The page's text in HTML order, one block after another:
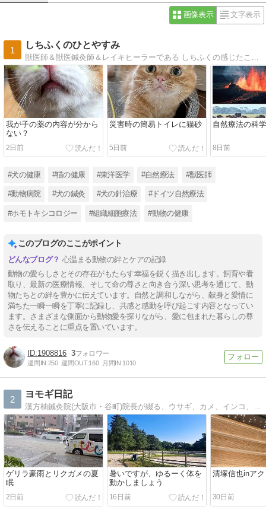
画像表示 文字表示
1
しちふくのひとやすみ
我が子の薬の内容が分から
ない？
2日前
災害時の簡易トイレに猫砂
5日前
自然療法の科
8日前
#犬の健康 #猫の健康 #東洋医学 #自然療法 #獣医師
#動物病院 #犬の鍼灸 #犬の針治療 #ドイツ自然療法
#ホモトキシコロジー #組織細胞療法 #動物の健康
このブログのここがポイント
心温まる動物の絆とケアの記録
動物の愛らしさとその存在がもたらす幸福を鋭く描き出します。飼育や看
取り、最新の医療情報、そして命の尊さと向き合う深い思考を通じて、動
物たちとの絆を豊かに伝えています。自然と調和しながら、献身と愛情に
満ちた一瞬一瞬を丁寧に記録し、共感と感動を呼び起こす内容となってい
ます。さまざまな側面から動物愛を探りながら、愛に包まれた暮らしの尊
さを伝えることに重点を置いています。
1908816 3
週間IN:250 週間OUT:160 月間IN:1010
2
ヨモギ日記
ゲリラ豪雨とリクガメの夏
眠
2日前
暑いですが、ゆるーく体を
動かしましょう
16日前
清塚信也inア
30日前